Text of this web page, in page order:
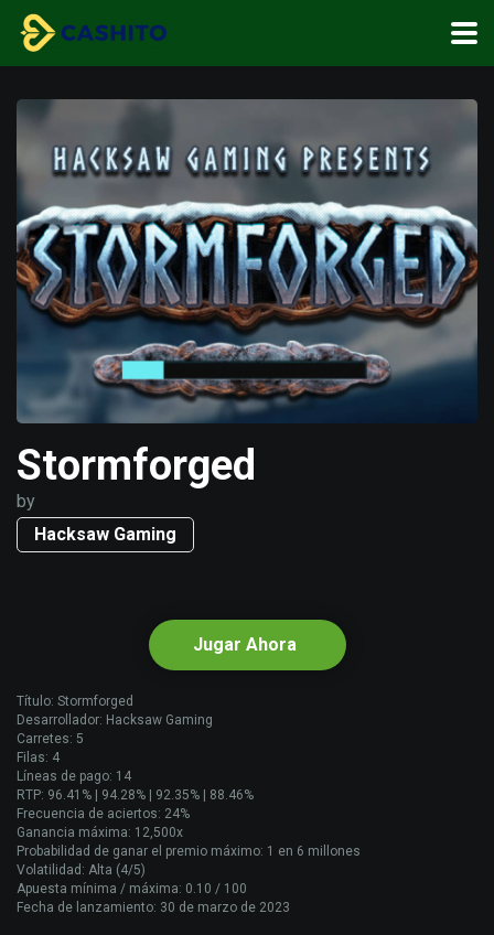
Stormforged
by
Hacksaw Gaming
Jugar Ahora
Título: Stormforged
Desarrollador: Hacksaw Gaming
Carretes: 5
Filas: 4
Líneas de pago: 14
RTP: 96.41% | 94.28% | 92.35% | 88.46%
Frecuencia de aciertos: 24%
Ganancia máxima: 12,500x
Probabilidad de ganar el premio máximo: 1 en 6 millones
Volatilidad: Alta (4/5)
Apuesta mínima / máxima: 0.10 / 100
Fecha de lanzamiento: 30 de marzo de 2023